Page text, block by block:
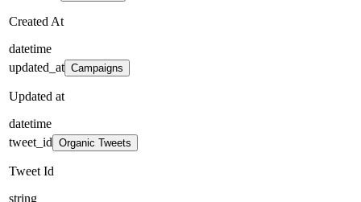
Created At
datetime
updated_at Campaigns
Updated at
datetime
tweet_id Organic Tweets
Tweet Id
string